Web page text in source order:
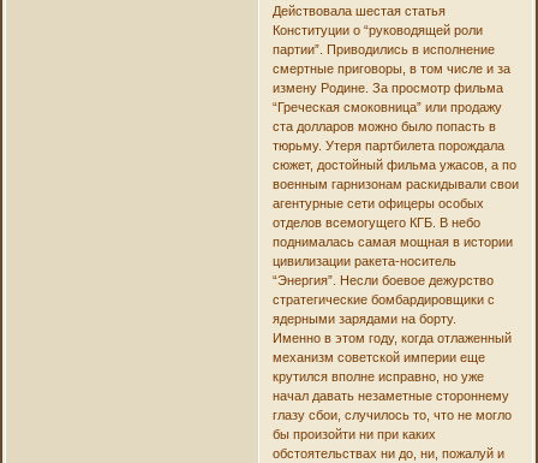
Действовала шестая статья
Конституции о “руководящей роли
партии”. Приводились в исполнение
смертные приговоры, в том числе и за
измену Родине. За просмотр фильма
“Греческая смоковница” или продажу
ста долларов можно было попасть в
тюрьму. Утеря партбилета порождала
сюжет, достойный фильма ужасов, а по
военным гарнизонам раскидывали свои
агентурные сети офицеры особых
отделов всемогущего КГБ. В небо
поднималась самая мощная в истории
цивилизации ракета-носитель
“Энергия”. Несли боевое дежурство
стратегические бомбардировщики с
ядерными зарядами на борту.
Именно в этом году, когда отлаженный
механизм советской империи еще
крутился вполне исправно, но уже
начал давать незаметные стороннему
глазу сбои, случилось то, что не могло
бы произойти ни при каких
обстоятельствах ни до, ни, пожалуй и